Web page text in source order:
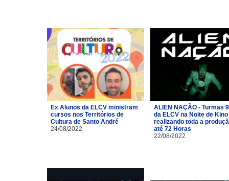
Ex Alunos da ELCV ministram
cursos nos Territórios de
Cultura de Santo André
24/08/2022
ALIEN NAÇÃO - Turmas
da ELCV na Noite de Kino
realizando toda a
até 72 Horas
22/08/2022